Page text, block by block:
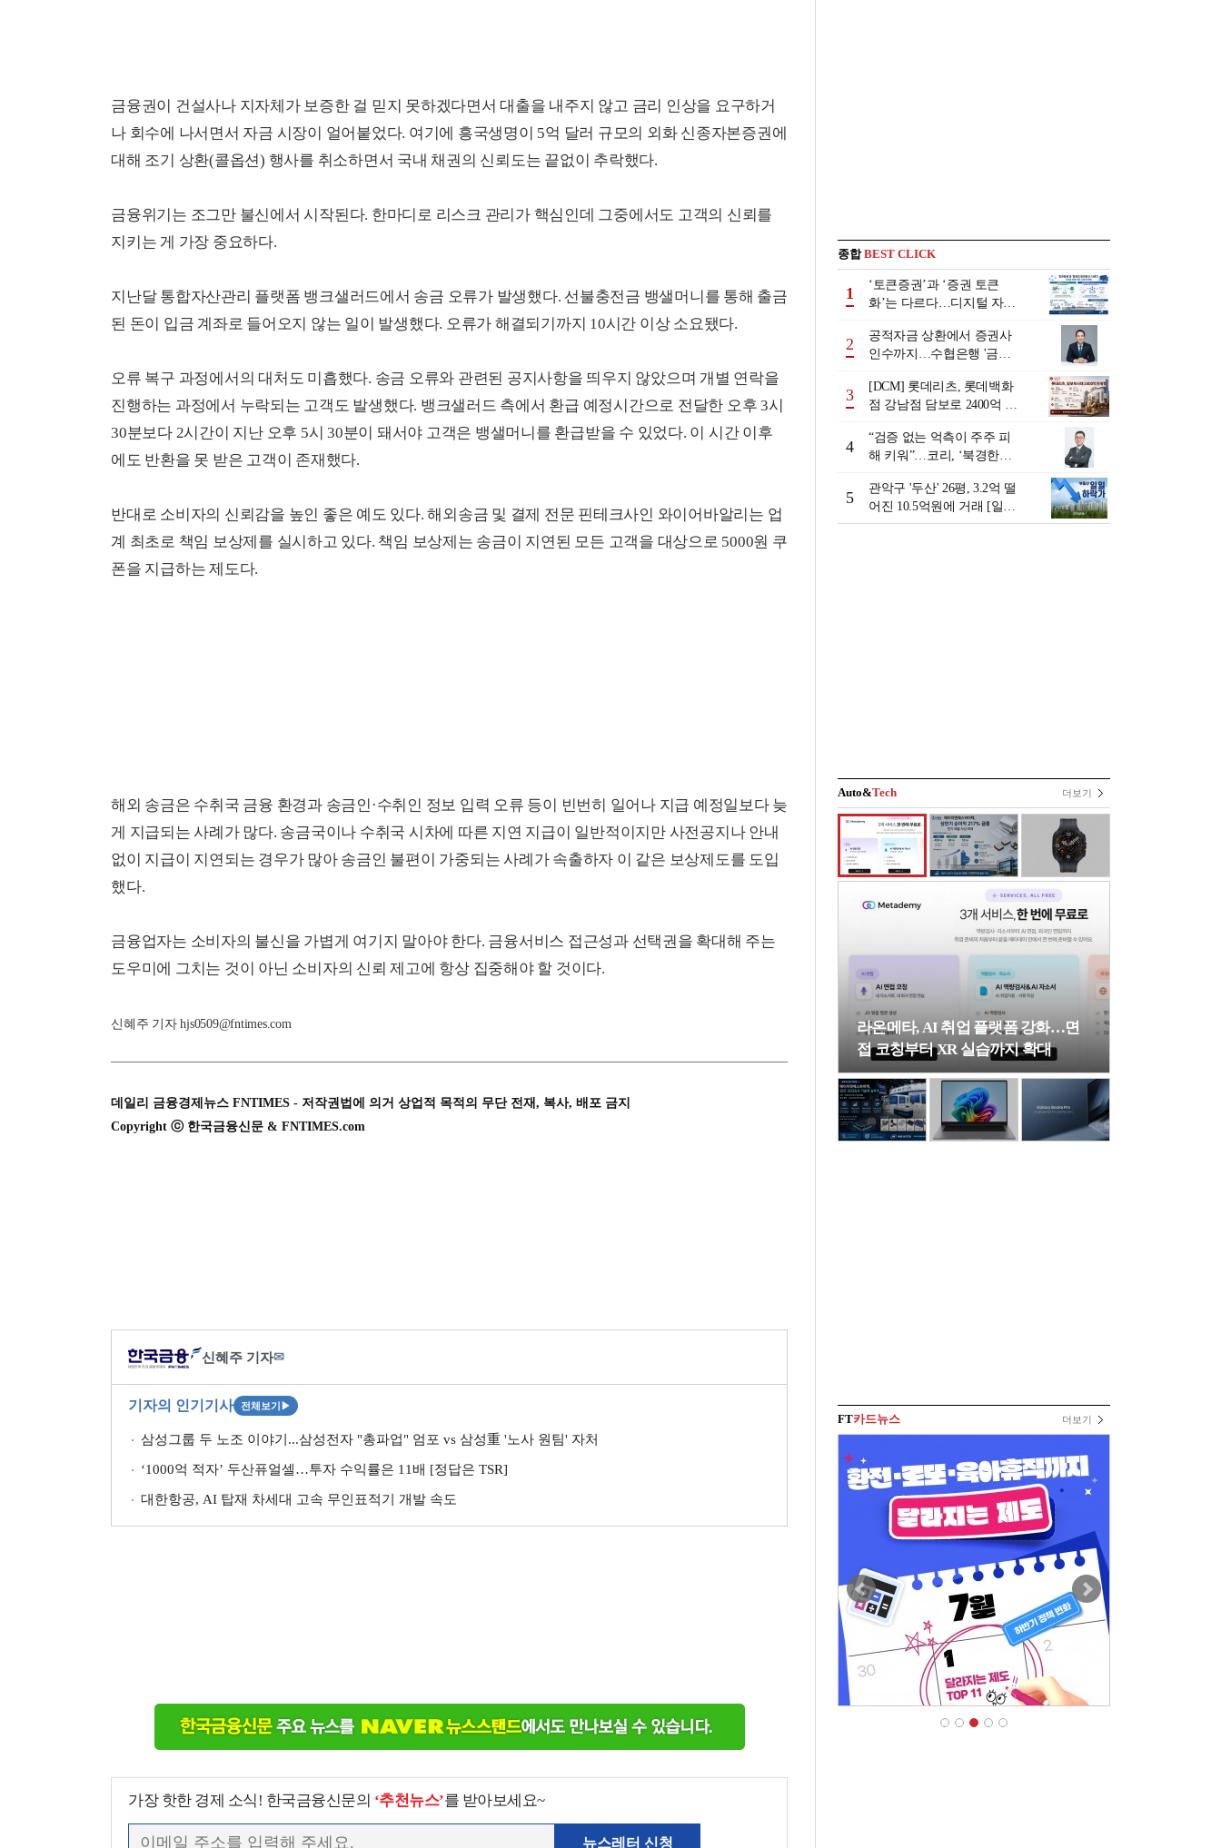
금융권이 건설사나 지자체가 보증한 걸 믿지 못하겠다면서 대출을 내주지 않고 금리 인상을 요구하거
나 회수에 나서면서 자금 시장이 얼어붙었다. 여기에 흥국생명이 5억 달러 규모의 외화 신종자본증권에
대해 조기 상환(콜옵션) 행사를 취소하면서 국내 채권의 신뢰도는 끝없이 추락했다.
금융위기는 조그만 불신에서 시작된다. 한마디로 리스크 관리가 핵심인데 그중에서도 고객의 신뢰를
지키는 게 가장 중요하다.
지난달 통합자산관리 플랫폼 뱅크샐러드에서 송금 오류가 발생했다. 선불충전금 뱅샐머니를 통해 출금
된 돈이 입금 계좌로 들어오지 않는 일이 발생했다. 오류가 해결되기까지 10시간 이상 소요됐다.
오류 복구 과정에서의 대처도 미흡했다. 송금 오류와 관련된 공지사항을 띄우지 않았으며 개별 연락을
진행하는 과정에서 누락되는 고객도 발생했다. 뱅크샐러드 측에서 환급 예정시간으로 전달한 오후 3시
30분보다 2시간이 지난 오후 5시 30분이 돼서야 고객은 뱅샐머니를 환급받을 수 있었다. 이 시간 이후
에도 반환을 못 받은 고객이 존재했다.
반대로 소비자의 신뢰감을 높인 좋은 예도 있다. 해외송금 및 결제 전문 핀테크사인 와이어바알리는 업
계 최초로 책임 보상제를 실시하고 있다. 책임 보상제는 송금이 지연된 모든 고객을 대상으로 5000원 쿠
폰을 지급하는 제도다.
해외 송금은 수취국 금융 환경과 송금인·수취인 정보 입력 오류 등이 빈번히 일어나 지급 예정일보다 늦
게 지급되는 사례가 많다. 송금국이나 수취국 시차에 따른 지연 지급이 일반적이지만 사전공지나 안내
없이 지급이 지연되는 경우가 많아 송금인 불편이 가중되는 사례가 속출하자 이 같은 보상제도를 도입
했다.
금융업자는 소비자의 불신을 가볍게 여기지 말아야 한다. 금융서비스 접근성과 선택권을 확대해 주는
도우미에 그치는 것이 아닌 소비자의 신뢰 제고에 항상 집중해야 할 것이다.
신혜주 기자 hjs0509@fntimes.com
데일리 금융경제뉴스 FNTIMES - 저작권법에 의거 상업적 목적의 무단 전재, 복사, 배포 금지
Copyright ⓒ 한국금융신문 & FNTIMES.com
신혜주 기자✉
기자의 인기기사 전체보기 ▶
삼성그룹 두 노조 이야기...삼성전자 "총파업" 엄포 vs 삼성重 '노사 원팀' 자처
‘1000억 적자’ 두산퓨얼셀…투자 수익률은 11배 [정답은 TSR]
대한항공, AI 탑재 차세대 고속 무인표적기 개발 속도
가장 핫한 경제 소식! 한국금융신문의 ‘추천뉴스’를 받아보세요~
뉴스레터 신청
종합BEST CLICK
1
‘토큰증권’과 ‘증권 토큰
화’는 다르다…디지털 자본
2
공적자금 상환에서 증권사
인수까지…수협은행 '금융
행 금융그룹의 꿈①]
3
[DCM] 롯데리츠, 롯데백화
점 강남점 담보로 2400억 조
4
“검증 없는 억측이 주주 피
해 키워”…코리, ‘북경한미
5
관악구 '두산' 26평, 3.2억 떨
어진 10.5억원에 거래 [일일
하락가]
Auto&Tech 더보기
라온메타, AI 취업 플랫폼 강화…면
접 코칭부터 XR 실습까지 확대
FT카드뉴스 더보기